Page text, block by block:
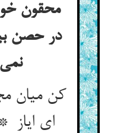
محقون
در حصن
نمی‌نگرد
کن میان
ای ایاز